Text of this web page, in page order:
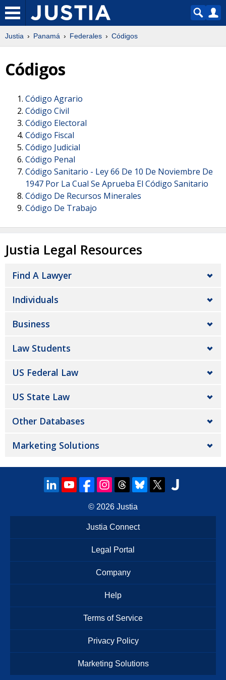
Justia Panamá Federales Códigos
Códigos
Código Agrario
Código Civil
Código Electoral
Código Fiscal
Código Judicial
Código Penal
Código Sanitario - Ley 66 De 10 De Noviembre De
1947 Por La Cual Se Aprueba El Código Sanitario
Código De Recursos Minerales
Código De Trabajo
Justia Legal Resources
Find A Lawyer
Individuals
Business
Law Students
US Federal Law
US State Law
Other Databases
Marketing Solutions
© 2026 Justia
Justia Connect
Legal Portal
Company
Help
Terms of Service
Privacy Policy
Marketing Solutions